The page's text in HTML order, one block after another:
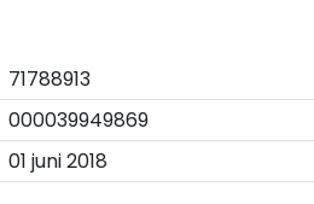
71788913
000039949869
01 juni 2018